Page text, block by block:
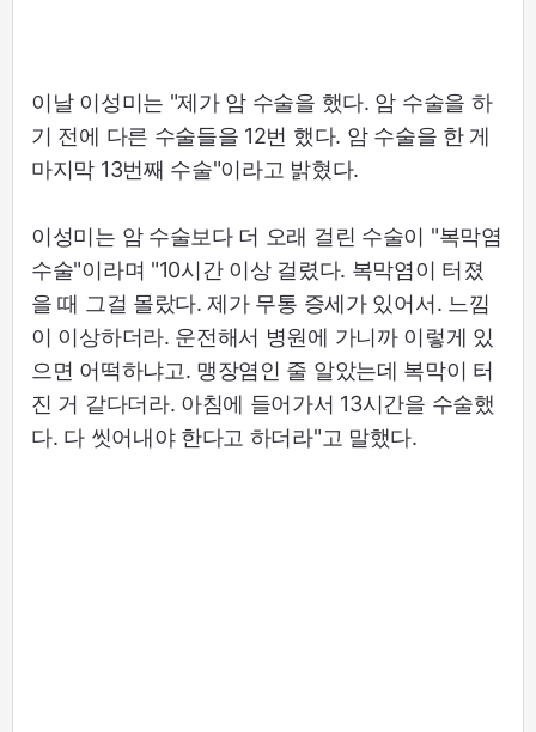
이날 이성미는 "제가 암 수술을 했다. 암 수술을 하
기 전에 다른 수술들을 12번 했다. 암 수술을 한 게
마지막 13번째 수술"이라고 밝혔다.
이성미는 암 수술보다 더 오래 걸린 수술이 "복막염
수술"이라며 "10시간 이상 걸렸다. 복막염이 터졌
을 때 그걸 몰랐다. 제가 무통 증세가 있어서. 느낌
이 이상하더라. 운전해서 병원에 가니까 이렇게 있
으면 어떡하냐고. 맹장염인 줄 알았는데 복막이 터
진 거 같다더라. 아침에 들어가서 13시간을 수술했
다. 다 씻어내야 한다고 하더라"고 말했다.